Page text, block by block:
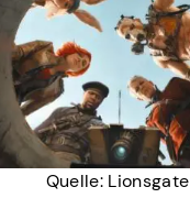
Quelle: Lionsgate